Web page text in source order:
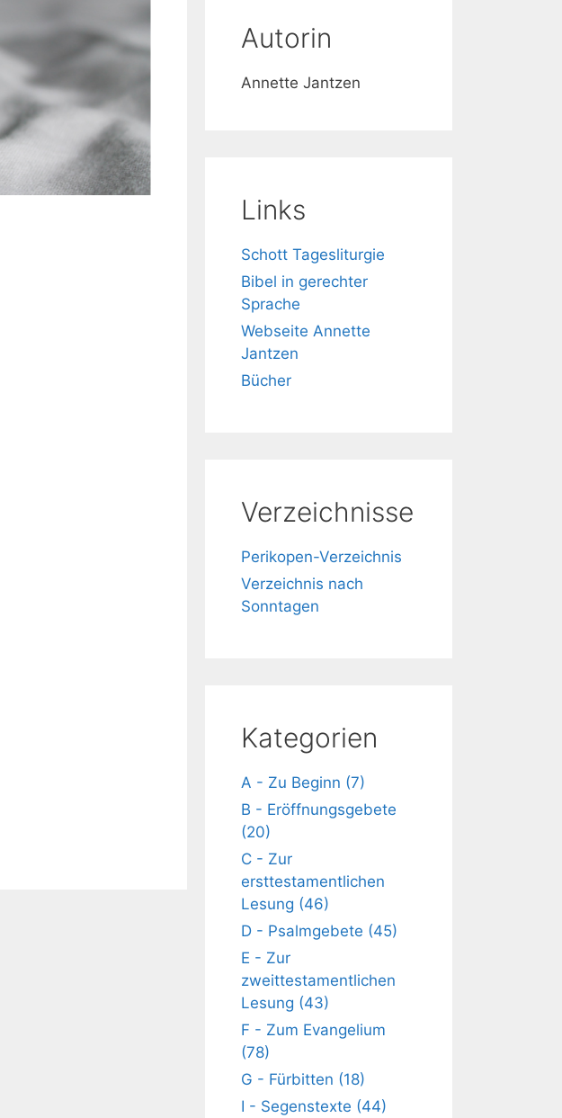
Autorin
Annette Jantzen
Links
Schott Tagesliturgie
Bibel in gerechter
Sprache
Webseite Annette
Jantzen
Bücher
Verzeichnisse
Perikopen-Verzeichnis
Verzeichnis nach
Sonntagen
Kategorien
A - Zu Beginn (7)
B - Eröffnungsgebete
(20)
C - Zur
ersttestamentlichen
Lesung (46)
D - Psalmgebete (45)
E - Zur
zweittestamentlichen
Lesung (43)
F - Zum Evangelium
(78)
G - Fürbitten (18)
I - Segenstexte (44)